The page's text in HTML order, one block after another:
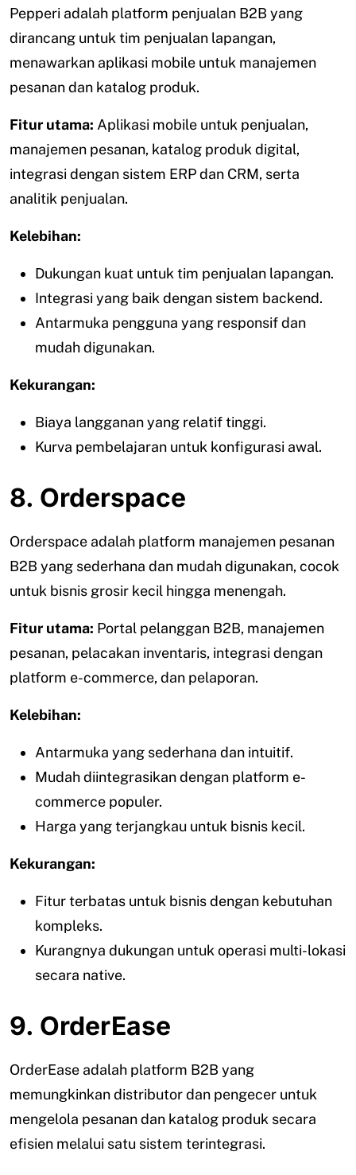
Pepperi adalah platform penjualan B2B yang
dirancang untuk tim penjualan lapangan,
menawarkan aplikasi mobile untuk manajemen
pesanan dan katalog produk.
Fitur utama: Aplikasi mobile untuk penjualan,
manajemen pesanan, katalog produk digital,
integrasi dengan sistem ERP dan CRM, serta
analitik penjualan.
Kelebihan:
Dukungan kuat untuk tim penjualan lapangan.
Integrasi yang baik dengan sistem backend.
Antarmuka pengguna yang responsif dan
mudah digunakan.
Kekurangan:
Biaya langganan yang relatif tinggi.
Kurva pembelajaran untuk konfigurasi awal.
8. Orderspace
Orderspace adalah platform manajemen pesanan
B2B yang sederhana dan mudah digunakan, cocok
untuk bisnis grosir kecil hingga menengah.
Fitur utama: Portal pelanggan B2B, manajemen
pesanan, pelacakan inventaris, integrasi dengan
platform e-commerce, dan pelaporan.
Kelebihan:
Antarmuka yang sederhana dan intuitif.
Mudah diintegrasikan dengan platform e-
commerce populer.
Harga yang terjangkau untuk bisnis kecil.
Kekurangan:
Fitur terbatas untuk bisnis dengan kebutuhan
kompleks.
Kurangnya dukungan untuk operasi multi-lokasi
secara native.
9. OrderEase
OrderEase adalah platform B2B yang
memungkinkan distributor dan pengecer untuk
mengelola pesanan dan katalog produk secara
efisien melalui satu sistem terintegrasi.